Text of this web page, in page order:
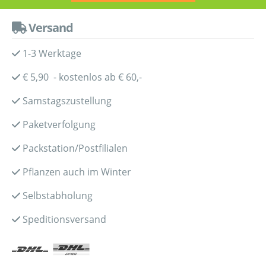
Versand
1-3 Werktage
€ 5,90 - kostenlos ab € 60,-
Samstagszustellung
Paketverfolgung
Packstation/Postfilialen
Pflanzen auch im Winter
Selbstabholung
Speditionsversand